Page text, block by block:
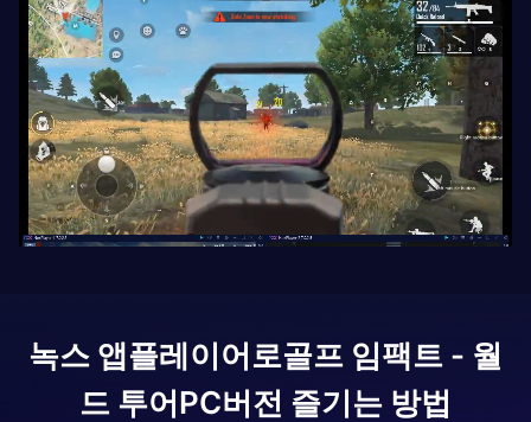
녹스 앱플레이어로골프 임팩트 - 월
드 투어PC버전 즐기는 방법